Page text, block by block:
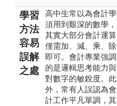
學習
方法
容易
誤解
之處
高中生常以為會計學
須用到艱深的數學，
其實大部分會計運算
僅需加、減、乘、除
即可。會計專業強調
的是邏輯思考能力與
對數字的敏銳度。此
外，常有人誤認為會
計工作平凡單調，其